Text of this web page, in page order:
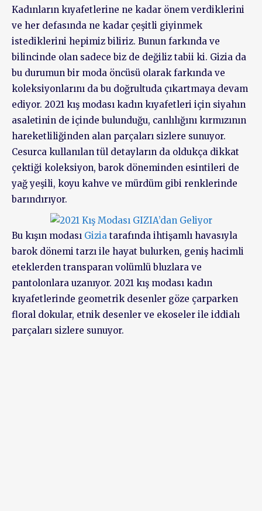
Kadınların kıyafetlerine ne kadar önem verdiklerini
ve her defasında ne kadar çeşitli giyinmek
istediklerini hepimiz biliriz. Bunun farkında ve
bilincinde olan sadece biz de değiliz tabii ki. Gizia da
bu durumun bir moda öncüsü olarak farkında ve
koleksiyonlarını da bu doğrultuda çıkartmaya devam
ediyor. 2021 kış modası kadın kıyafetleri için siyahın
asaletinin de içinde bulunduğu, canlılığını kırmızının
hareketliliğinden alan parçaları sizlere sunuyor.
Cesurca kullanılan tül detayların da oldukça dikkat
çektiği koleksiyon, barok döneminden esintileri de
yağ yeşili, koyu kahve ve mürdüm gibi renklerinde
barındırıyor.
Bu kışın modası Gizia tarafında ihtişamlı havasıyla
barok dönemi tarzı ile hayat bulurken, geniş hacimli
eteklerden transparan volümlü bluzlara ve
pantolonlara uzanıyor. 2021 kış modası kadın
kıyafetlerinde geometrik desenler göze çarparken
floral dokular, etnik desenler ve ekoseler ile iddialı
parçaları sizlere sunuyor.